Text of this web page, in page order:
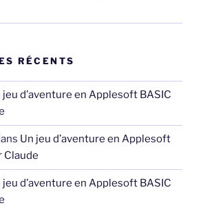
RÉCENTS
jeu d’aventure en Applesoft BASIC
Un jeu d’aventure en Applesoft
Claude
jeu d’aventure en Applesoft BASIC